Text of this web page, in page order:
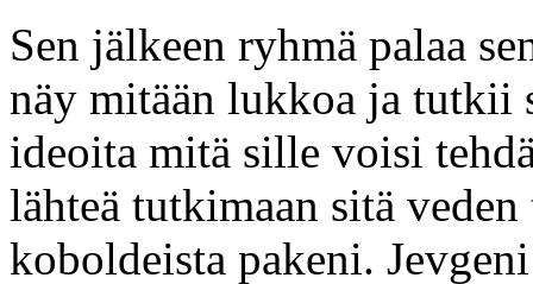
Sen jälkeen ryhmä palaa
näy mitään lukkoa ja tutkii
ideoita mitä sille voisi
lähteä tutkimaan sitä
koboldeista pakeni.